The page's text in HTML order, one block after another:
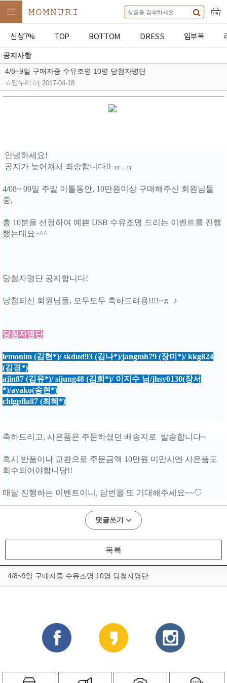
신상7% TOP BOTTOM DRESS 임부복
공지사항
4/8~9일 구매자중 수유조명 10명 당첨자명단
☆맘누리☆ 2017-04-18
안녕하세요!
공지가 늦어져서 죄송합니다!! ㅠ_ㅠ
4/08~ 09일 주말 이틀동안, 10만원이상 구매해주신 회원님들
중,
총 10분을 선정하여 예쁜 USB 수유조명 드리는 이벤트를 진행
했는데요~^^
당첨자명단 공지합니다!
당첨되신 회원님들, 모두모두 축하드려용!!!!~♬ ♪
당첨자명단
lemonim (김현*)/ skdud93 (김나*)/jangmh79 (장미*)/ kkg824
(김경*)
ajin87 (김유*)/ sijung48 (김희*)/ 이지수 님/jhsy0130(장서
*)/ayako(송현*)
chlgpfla87 (최혜*)
축하드리고, 사은품은 주문하셨던 배송지로 발송합니다~
혹시 반품이나 교환으로 주문금액 10만원 미만시엔 사은품도
회수되어야합니당!!
매달 진행하는 이벤트이니, 담번을 또 기대해주세요~~♡
댓글쓰기
목록
4/8~9일 구매자중 수유조명 10명 당첨자명단